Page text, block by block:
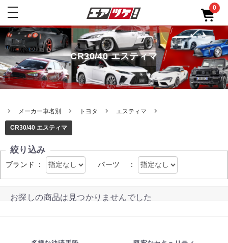
toggle
0
CR30/40 エスティマ
メーカー車名別 トヨタ エスティマ
CR30/40 エスティマ
絞り込み
ブランド ： パーツ ：
お探しの商品は見つかりませんでした